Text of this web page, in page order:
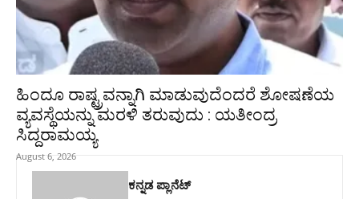
ಹಿಂದೂ ರಾಷ್ಟ್ರವನ್ನಾಗಿ ಮಾಡುವುದೆಂದರೆ ಶೋಷಣೆಯ
ವ್ಯವಸ್ಥೆಯನ್ನು ಮರಳಿ ತರುವುದು : ಯತೀಂದ್ರ
ಸಿದ್ದರಾಮಯ್ಯ
August 6, 2026
ಕನ್ನಡ ಪ್ಲಾನೆಟ್